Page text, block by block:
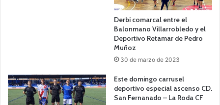
Derbi comarcal entre el
Balonmano Villarrobledo y el
Deportivo Retamar de Pedro
Muñoz
30 de marzo de 2023
Este domingo carrusel
deportivo especial ascenso CD.
San Fernanado – La Roda CF